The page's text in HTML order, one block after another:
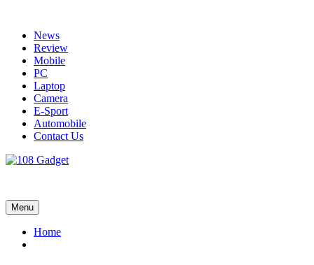
contentNews
Review
Mobile
PC
Laptop
Camera
E-Sport
Automobile
Contact Us
Menu
Home